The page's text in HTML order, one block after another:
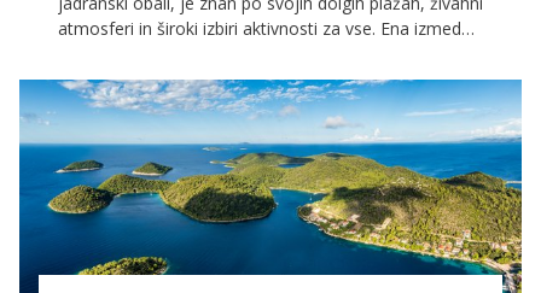
atmosferi in široki izbiri aktivnosti za vse. Ena izmed
vodni park Caribe Bay, eden najbolj priznanih in
nagrajenih tematskih parkov v Italiji. Nahaja se
neposredno v Jesolu, Caribe Bay pa ponuja nekaj za
vsakogar, od najbolj adrenalinskih atrakcij do bolj
mirnih, primernih za vso družino.